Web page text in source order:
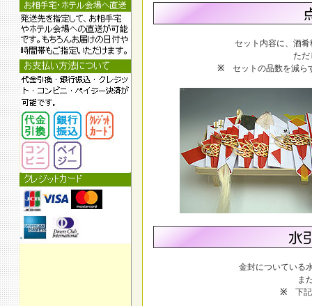
セット内容に、酒
ただ
※ セットの品数を減ら
金封についている
ま
※下記